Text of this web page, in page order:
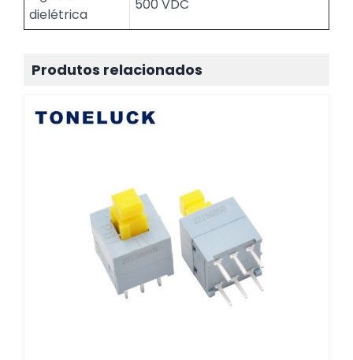
dielétrica
500 VDC
Produtos relacionados
Interruptor de botão automotivo 0,1A
para luz de leitura do carro